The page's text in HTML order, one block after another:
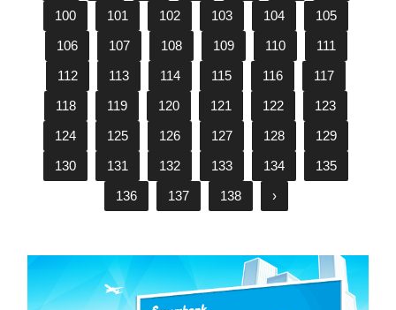
100
101 102 103 104
105
106
107 108 109 110
111
112
113 114 115 116
117
118
119 120 121 122
123
124
125 126 127 128
129
130
131 132 133 134
135
136
137 138 ›